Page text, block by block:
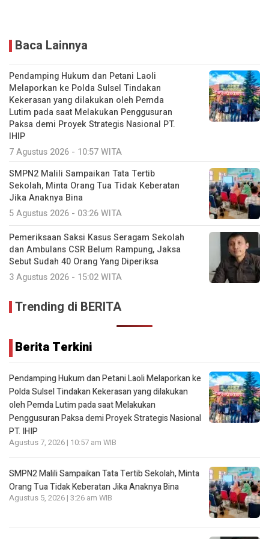
Baca Lainnya
Pendamping Hukum dan Petani Laoli
Melaporkan ke Polda Sulsel Tindakan
Kekerasan yang dilakukan oleh Pemda
Lutim pada saat Melakukan Penggusuran
Paksa demi Proyek Strategis Nasional PT.
IHIP
7 Agustus 2026 - 10:57 WITA
SMPN2 Malili Sampaikan Tata Tertib
Sekolah, Minta Orang Tua Tidak Keberatan
Jika Anaknya Bina
5 Agustus 2026 - 03:26 WITA
Pemeriksaan Saksi Kasus Seragam Sekolah
dan Ambulans CSR Belum Rampung, Jaksa
Sebut Sudah 40 Orang Yang Diperiksa
3 Agustus 2026 - 15:02 WITA
Trending di BERITA
Berita Terkini
Pendamping Hukum dan Petani Laoli Melaporkan ke
Polda Sulsel Tindakan Kekerasan yang dilakukan
oleh Pemda Lutim pada saat Melakukan
Penggusuran Paksa demi Proyek Strategis Nasional
PT. IHIP
Agustus 7, 2026 | 10:57 am WIB
SMPN2 Malili Sampaikan Tata Tertib Sekolah, Minta
Orang Tua Tidak Keberatan Jika Anaknya Bina
Agustus 5, 2026 | 3:26 am WIB